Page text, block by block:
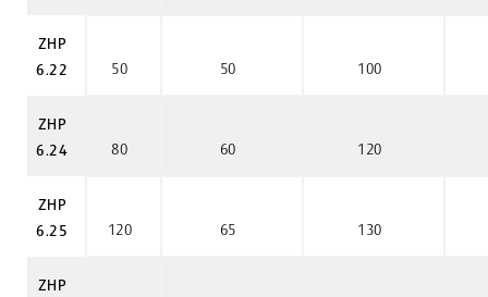
ZHP
6.22
50 50 100
ZHP
6.24
80 60 120
ZHP
6.25
120 65 130
ZHP